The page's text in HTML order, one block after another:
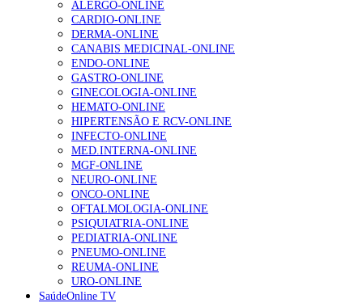
Alguns milhares de utentes podem ficar sem médico de
família com nova regras do registo, alerta associação
175 visualizações
Quase quatro em cada dez doentes com enfarte
apresentavam níveis elevados de Lp(a), revela estudo
86 visualizações
“Os programas de rastreio do cancro do pulmão são
custo-efetivos e representam um investimento
sustentável para os sistemas de saúde”
66 visualizações
ALERGO-ONLINE
CARDIO-ONLINE
DERMA-ONLINE
CANABIS MEDICINAL-ONLINE
ENDO-ONLINE
GASTRO-ONLINE
GINECOLOGIA-ONLINE
HEMATO-ONLINE
HIPERTENSÃO E RCV-ONLINE
INFECTO-ONLINE
MED.INTERNA-ONLINE
MGF-ONLINE
NEURO-ONLINE
ONCO-ONLINE
OFTALMOLOGIA-ONLINE
PSIQUIATRIA-ONLINE
PEDIATRIA-ONLINE
PNEUMO-ONLINE
REUMA-ONLINE
URO-ONLINE
SaúdeOnline TV